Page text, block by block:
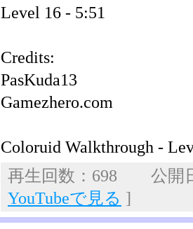
Level 16 - 5:51
Credits:
PasKuda13
Gamezhero.com
Coloruid Walkthrough -
再生回数：698 公開
YouTubeで見る ]